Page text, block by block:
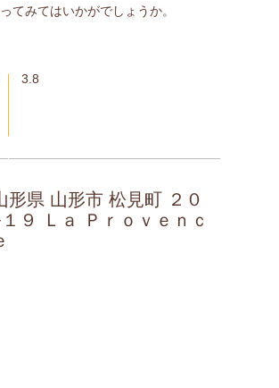
てみてはいかがでしょうか。
3.8
形県 山形市 松見町 ２０
９ Ｌａ Ｐｒｏｖｅｎｃ